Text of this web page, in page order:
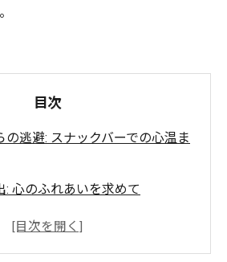
目次
の逃避: スナックバーでの心温ま
: 心のふれあいを求めて
出会い: スナックバーでの新たな